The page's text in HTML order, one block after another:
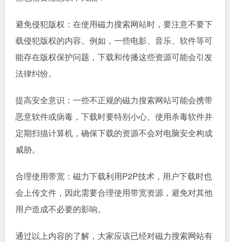
避免侵犯版权：在使用磁力搜索网站时，要注意不要下
载侵犯版权的内容。例如，一些电影、音乐、软件等可
能存在版权保护问题，下载和传播这些资源可能会引发
法律纠纷。
提高安全意识：一些不正规的磁力搜索网站可能会携带
恶意软件或病毒，下载时要特别小心。使用杀毒软件并
定期扫描计算机，确保下载的资源不会对电脑安全构成
威胁。
合理使用带宽：磁力下载利用P2P技术，用户下载时也
会上传文件，因此需要合理使用带宽资源，避免对其他
用户造成不必要的影响。
通过以上内容的了解，大家应该已经对磁力搜索网站有